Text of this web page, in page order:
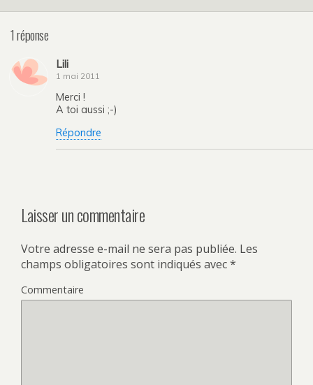
1 réponse
Lili
1 mai 2011
Merci !
A toi aussi ;-)
Répondre
Laisser un commentaire
Votre adresse e-mail ne sera pas publiée. Les
champs obligatoires sont indiqués avec*
Commentaire